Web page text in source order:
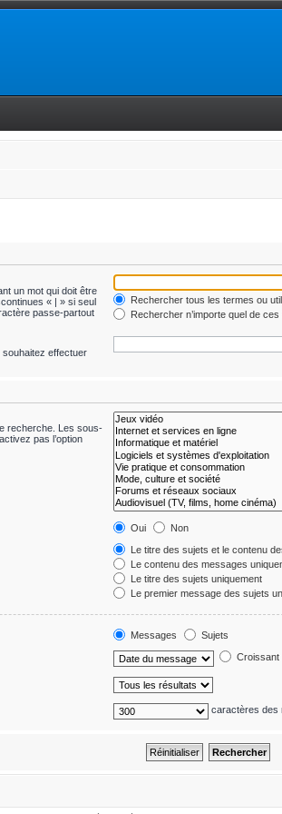
un mot qui doit être
« | » si seul
passe-partout
Rechercher tous les termes ou
Rechercher n’importe quel de ces
effectuer
recherche. Les sous-
pas l’option
Oui
Non
Le titre des sujets et le contenu
Le contenu des messages
Le titre des sujets uniquement
Le premier message des sujets
Messages
Sujets
Croissant
caractères des